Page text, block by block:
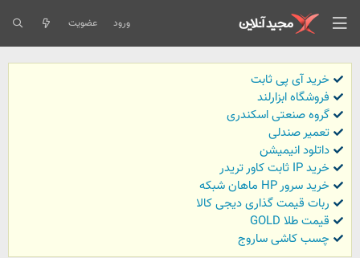
ورود عضویت
خرید آی پی ثابت
فروشگاه ابزارلند
گروه صنعتی اسکندری
تعمیر صندلی
داتلود انیمیشن
خرید IP ثابت کاور تریدر
خرید سرور HP ماهان شبکه
ربات قیمت گذاری دیجی کالا
قیمت طلا GOLD
چسب کاشی ساروج